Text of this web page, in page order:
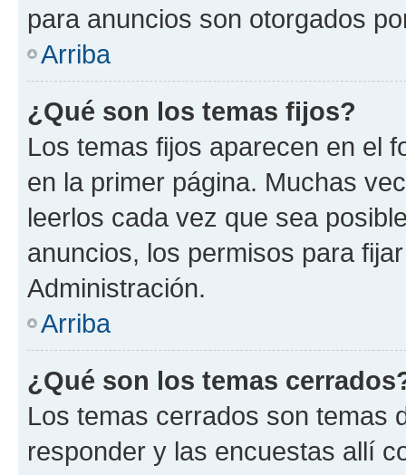
para anuncios son otorgados
Arriba
¿Qué son los temas fijos?
Los temas fijos aparecen en el
en la primer página. Muchas
leerlos cada vez que sea
anuncios, los permisos para
Administración.
Arriba
¿Qué son los temas
Los temas cerrados son temas
responder y las encuestas allí